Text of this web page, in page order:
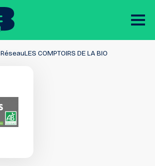
RéseauLES COMPTOIRS DE LA BIO